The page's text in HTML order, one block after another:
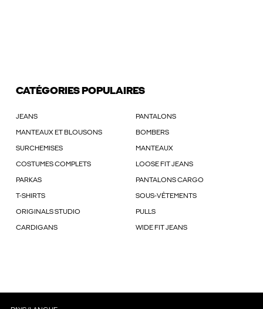
CATÉGORIES POPULAIRES
JEANS PANTALONS
MANTEAUX ET BLOUSONS BOMBERS
SURCHEMISES MANTEAUX
COSTUMES COMPLETS LOOSE FIT JEANS
PARKAS PANTALONS CARGO
T-SHIRTS SOUS-VÊTEMENTS
ORIGINALS STUDIO PULLS
CARDIGANS WIDE FIT JEANS